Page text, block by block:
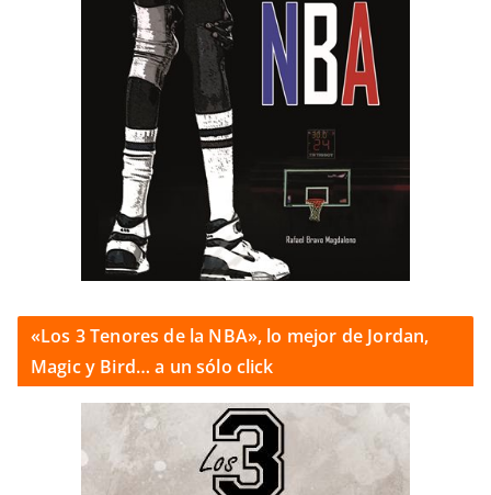
«Los 3 Tenores de la NBA», lo mejor de Jordan,
Magic y Bird… a un sólo click